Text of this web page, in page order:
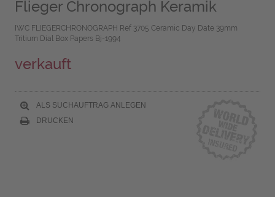
Flieger Chronograph Keramik
IWC FLIEGERCHRONOGRAPH Ref 3705 Ceramic Day Date 39mm
Tritium Dial Box Papers Bj-1994
verkauft
ALS SUCHAUFTRAG ANLEGEN
DRUCKEN